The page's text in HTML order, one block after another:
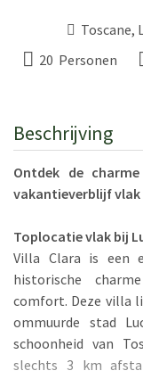
Toscane,
20 Personen
Beschrijving
Ontdek de
vakantieverblijf vlak
Toplocatie vlak bij
Villa Clara is een
historische
comfort. Deze villa
ommuurde stad
schoonheid van
slechts 3 km